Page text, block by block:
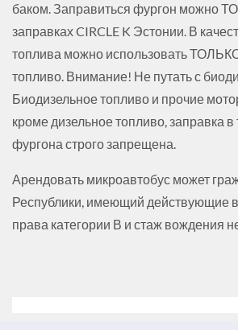
баком. Заправиться фургон можно
заправках CIRCLE K Эстонии. В
топлива можно использовать
топливо. Внимание! Не путать с
Биодизельное топливо и прочие
кроме дизельное топливо, заправка
фургона строго запрещена.
Арендовать микроавтобус может
Республики, имеющий действующие
права категории В и стаж вождения